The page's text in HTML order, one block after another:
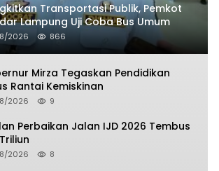
Transportasi Publik, Pemkot
Lampung Uji Coba Bus Umum
2026 866
Mirza Tegaskan Pendidikan
Rantai Kemiskinan
2026 9
Perbaikan Jalan IJD 2026 Tembus
2026 8